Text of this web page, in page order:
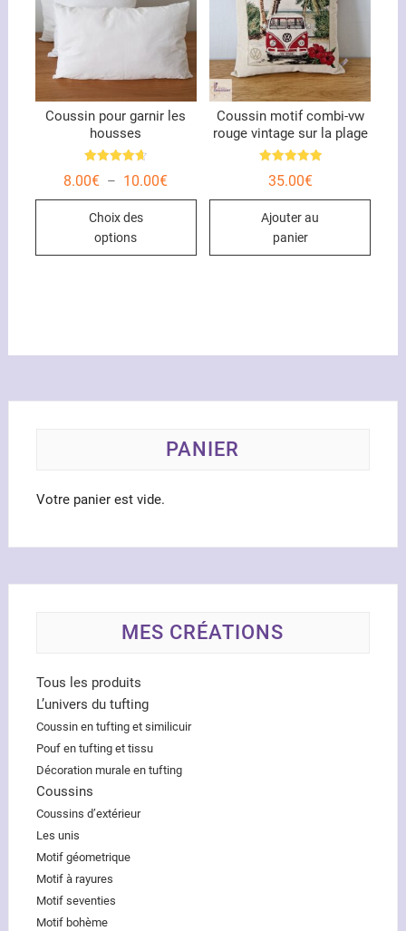
Coussin pour garnir les
housses
4.67
8.00€ – 10.00€Plage
Choix des
options
Ce
peuvent
choisies
la
Coussin motif combi-vw
rouge vintage sur la plage
5.00
35.00€
Ajouter au
panier
PANIER
Votre panier est vide.
MES CRÉATIONS
Tous les produits
L’univers du tufting
Coussin en tufting et similicuir
Pouf en tufting et tissu
Décoration murale en tufting
Coussins
Coussins d’extérieur
Les unis
Motif géometrique
Motif à rayures
Motif seventies
Motif bohème